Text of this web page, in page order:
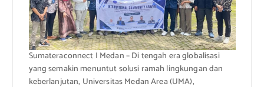
Sumateraconnect I Medan – Di tengah era globalisasi
yang semakin menuntut solusi ramah lingkungan dan
keberlanjutan, Universitas Medan Area (UMA),